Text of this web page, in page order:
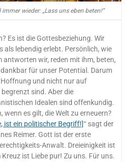
immer wieder: „Lass uns eben beten!“
Es ist die Gottesbeziehung. Wir
als lebendig erlebt. Persönlich, wie
antworten wir, reden mit ihm, beten,
für unser Potential. Darum
und nicht nur auf
sind. Aber die
Idealen sind offenkundig.
wenn es gilt, die Welt zu erneuern?
ist ein politischer Begriff!]“ sagt der
Reimer. Gott ist der erste
Anwalt. Dreieinigkeit ist
ist Liebe pur! Zu uns. Für uns.